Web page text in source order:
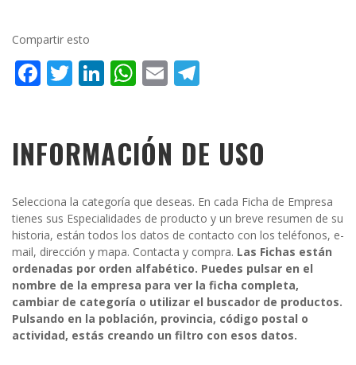
Compartir esto
Facebook
Twitter
LinkedIn
WhatsApp
Email
INFORMACIÓN DE USO
Selecciona la categoría que deseas. En cada Ficha de Empresa
tienes sus Especialidades de producto y un breve resumen de su
historia, están todos los datos de contacto con los teléfonos, e-
mail, dirección y mapa. Contacta y compra. Las Fichas están
ordenadas por orden alfabético. Puedes pulsar en el
nombre de la empresa para ver la ficha completa,
cambiar de categoría o utilizar el buscador de productos.
Pulsando en la población, provincia, código postal o
actividad, estás creando un filtro con esos datos.